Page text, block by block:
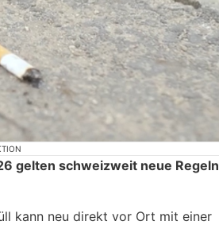
gelten schweizweit neue Regeln
kann neu direkt vor Ort mit einer